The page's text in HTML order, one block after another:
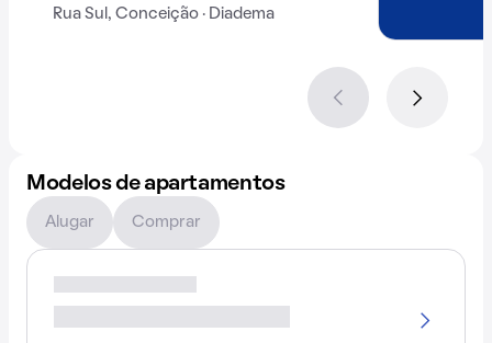
Rua Sul, Conceição · Diadema
Modelos de apartamentos
Alugar Comprar